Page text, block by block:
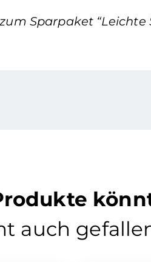
Sparpaket “Leichte
auch